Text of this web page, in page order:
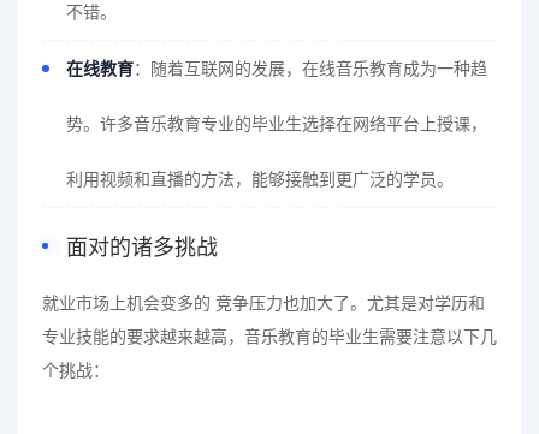
不错。
在线教育：随着互联网的发展，在线音乐教育成为一种趋
势。许多音乐教育专业的毕业生选择在网络平台上授课，
利用视频和直播的方法，能够接触到更广泛的学员。
面对的诸多挑战
就业市场上机会变多的 竞争压力也加大了。尤其是对学历和
专业技能的要求越来越高，音乐教育的毕业生需要注意以下几
个挑战：